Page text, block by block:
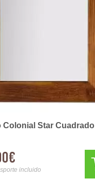
Colonial Star Cuadrado
incluido